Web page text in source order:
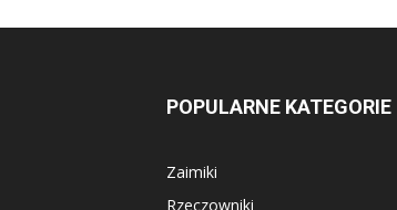
POPULARNE KATEGORIE
Zaimiki
Rzeczowniki